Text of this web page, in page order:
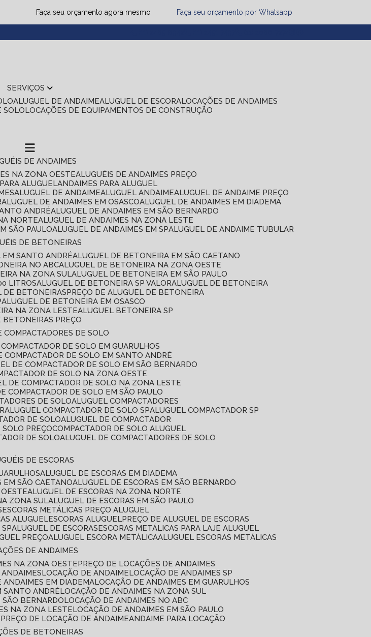
Faça seu orçamento agora mesmo Faça seu orçamento por Whatsapp
SERVIÇOS
ALUGUEL DE ANDAIME ALUGUEL DE ESCORA LOCAÇÕES DE ANDAIMES
SOLO LOCAÇÕES DE EQUIPAMENTOS DE CONSTRUÇÃO
DE ANDAIMES
NA ZONA OESTE ALUGUÉIS DE ANDAIMES PREÇO
PARA ALUGUEL ANDAIMES PARA ALUGUEL
ALUGUEL DE ANDAIME ALUGUEL ANDAIME ALUGUEL DE ANDAIME PREÇO
ALUGUEL DE ANDAIMES EM OSASCO ALUGUEL DE ANDAIMES EM DIADEMA
ANDRÉ ALUGUEL DE ANDAIMES EM SÃO BERNARDO
NORTE ALUGUEL DE ANDAIMES NA ZONA LESTE
SÃO PAULO ALUGUEL DE ANDAIMES EM SP ALUGUEL DE ANDAIME TUBULAR
DE BETONEIRAS
EM SANTO ANDRÉ ALUGUEL DE BETONEIRA EM SÃO CAETANO
NO ABC ALUGUEL DE BETONEIRA NA ZONA OESTE
NA ZONA SUL ALUGUEL DE BETONEIRA EM SÃO PAULO
LITROS ALUGUEL DE BETONEIRA SP VALOR ALUGUEL DE BETONEIRA
DE BETONEIRAS
PREÇO DE ALUGUEL DE BETONEIRA
ALUGUEL DE BETONEIRA EM OSASCO
NA ZONA LESTE ALUGUEL BETONEIRA SP
BETONEIRAS PREÇO
COMPACTADORES DE SOLO
COMPACTADOR DE SOLO EM GUARULHOS
COMPACTADOR DE SOLO EM SANTO ANDRÉ
DE COMPACTADOR DE SOLO EM SÃO BERNARDO
DE SOLO NA ZONA OESTE
DE COMPACTADOR DE SOLO NA ZONA LESTE
COMPACTADOR DE SOLO EM SÃO PAULO
DE SOLO ALUGUEL COMPACTADORES
ALUGUEL COMPACTADOR DE SOLO SP ALUGUEL COMPACTADOR SP
DE SOLO ALUGUEL DE COMPACTADOR
SOLO PREÇO COMPACTADOR DE SOLO ALUGUEL
DE SOLO ALUGUEL DE COMPACTADORES DE SOLO
DE ESCORAS
ALUGUEL DE ESCORAS EM DIADEMA
EM SÃO CAETANO ALUGUEL DE ESCORAS EM SÃO BERNARDO
OESTE ALUGUEL DE ESCORAS NA ZONA NORTE
ZONA SUL ALUGUEL DE ESCORAS EM SÃO PAULO
ESCORAS METÁLICAS PREÇO ALUGUEL
ALUGUEL ESCORAS ALUGUEL
PREÇO DE ALUGUEL DE ESCORAS
SP ALUGUEL DE ESCORAS
ESCORAS METÁLICAS PARA LAJE ALUGUEL
PREÇO ALUGUEL ESCORA METÁLICA ALUGUEL ESCORAS METÁLICAS
DE ANDAIMES
NA ZONA OESTE
PREÇO DE LOCAÇÕES DE ANDAIMES
ANDAIMES LOCAÇÃO DE ANDAIME LOCAÇÃO DE ANDAIMES SP
ANDAIMES EM DIADEMA LOCAÇÃO DE ANDAIMES EM GUARULHOS
SANTO ANDRÉ LOCAÇÃO DE ANDAIMES NA ZONA SUL
SÃO BERNARDO LOCAÇÃO DE ANDAIMES NO ABC
NA ZONA LESTE LOCAÇÃO DE ANDAIMES EM SÃO PAULO
PREÇO DE LOCAÇÃO DE ANDAIME ANDAIME PARA LOCAÇÃO
DE BETONEIRAS